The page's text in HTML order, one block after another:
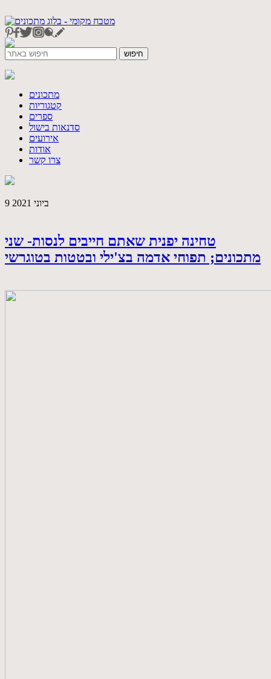
מתכונים
קטגוריות
ספרים
סדנאות בישול
אירועים
אודות
צרו קשר
9 ביוני 2021
טחינה יפנית שאתם חייבים לנסות- שני
מתכונים; תפוחי אדמה בצ'ילי ובטטות בטוגרשי